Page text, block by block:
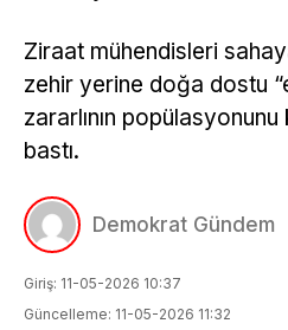
Ziraat mühendisleri
zehir yerine doğa dostu
zararlının
bastı.
Demokrat Gündem
Giriş: 11-05-2026 10:37
Güncelleme: 11-05-2026 11:32